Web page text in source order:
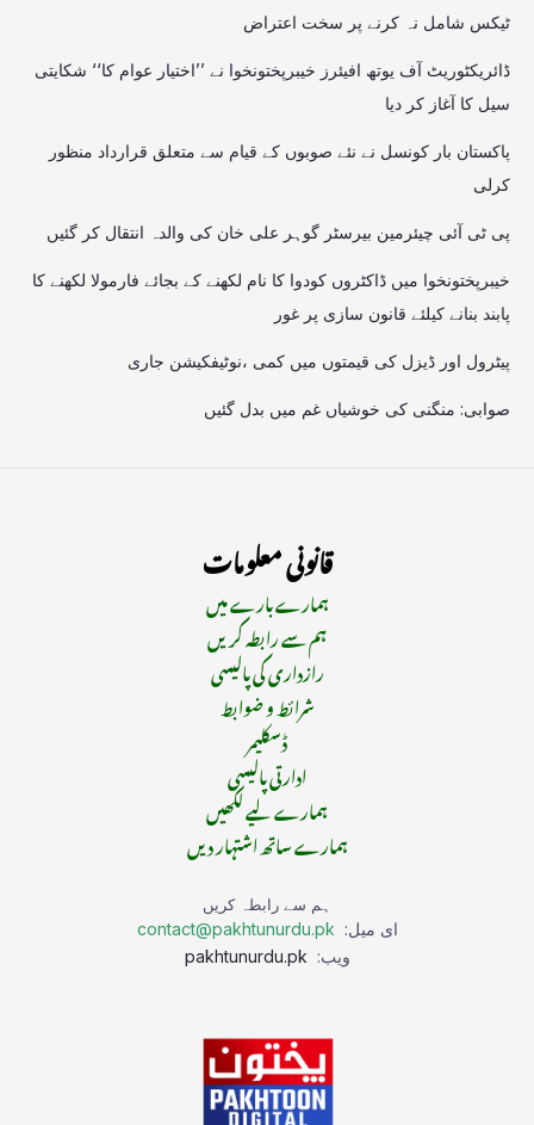
ٹیکس شامل نہ کرنے پر سخت اعتراض
ڈائریکٹوریٹ آف یوتھ افیئرز خیبرپختونخوا نے ’’اختیار عوام کا‘‘ شکایتی
سیل کا آغاز کر دیا
پاکستان بار کونسل نے نئے صوبوں کے قیام سے متعلق قرارداد منظور
کرلی
پی ٹی آئی چیئرمین بیرسٹر گوہر علی خان کی والدہ انتقال کر گئیں
خیبرپختونخوا میں ڈاکٹروں کودوا کا نام لکھنے کے بجائے فارمولا لکھنے کا
پابند بنانے کیلئے قانون سازی پر غور
پیٹرول اور ڈیزل کی قیمتوں میں کمی ،نوٹیفکیشن جاری
صوابی: منگنی کی خوشیاں غم میں بدل گئیں
قانونی معلومات
ہمارے بارے میں
ہم سے رابطہ کریں
رازداری کی پالیسی
شرائط و ضوابط
ڈسکلیمر
ادارتی پالیسی
ہمارے لیے لکھیں
ہمارے ساتھ اشتہار دیں
ہم سے رابطہ کریں
ای میل: contact@pakhtunurdu.pk
ویب: